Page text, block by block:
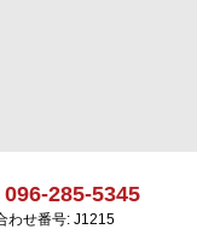
285-5345
わせ番号: J1215